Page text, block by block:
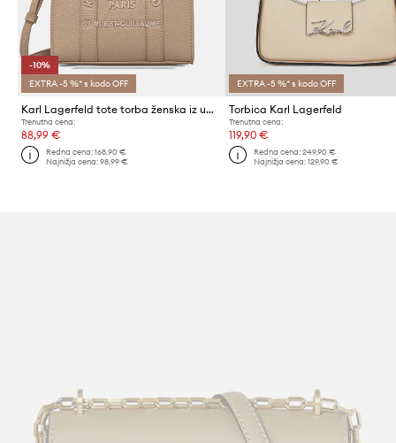
-10%
EXTRA -5 %* s kodo OFF
Karl Lagerfeld tote torba ženska iz umetnega usnja K/RSG MN
Trenutna cena:
88,99 €
Redna cena:168,90 €
Najnižja cena:98,99 €
EXTRA -5 %* s kodo OFF
Torbica Karl Lagerfeld
Trenutna cena:
119,90 €
Redna cena: 249,90 €
Najnižja cena: 129,90 €